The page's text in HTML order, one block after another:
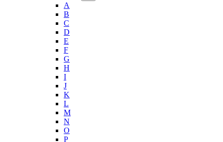
A
B
C
D
E
F
G
H
I
J
K
L
M
N
O
P